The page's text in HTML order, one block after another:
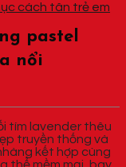
cách tân trẻ em
pastel
nổi
tím lavender thêu
truyền thống và
kết hợp cùng
thể mềm mại, bay